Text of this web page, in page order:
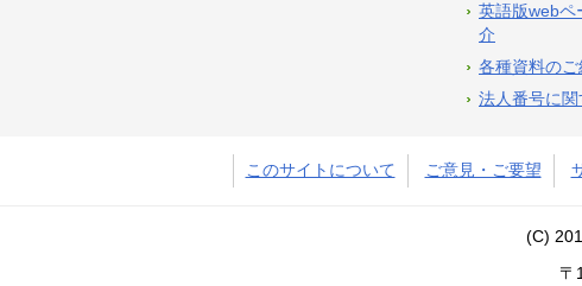
英語版webペ
介
各種資料のご
法人番号に関
このサイトについて ご意見・ご要望
(C)
〒